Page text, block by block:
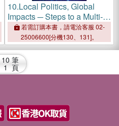
10.Local Politics, Global
Impacts ─ Steps to a Multi-
disciplinary Analysis of
Scales
若需訂購本書，請電洽客服 02-
25006600[分機130、131]。
10 筆
1 頁